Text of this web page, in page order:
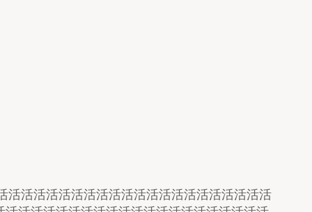
活活活活活活活活活活活活活活活活活活活活